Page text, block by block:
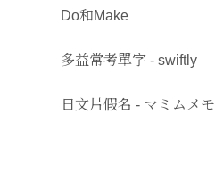
Do和Make
多益常考單字 - swiftly
日文片假名 - マミムメモ